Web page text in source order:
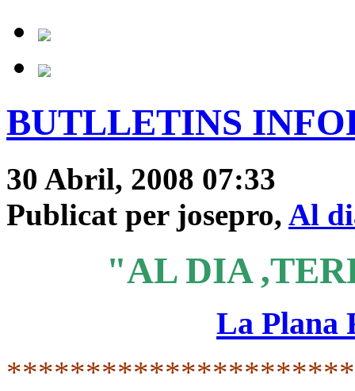
BUTLLETINS
30 Abril, 2008 07:33
Publicat per josepro, Al
"AL DIA
La Plana